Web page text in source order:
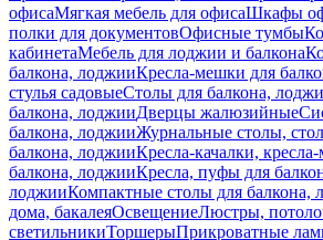
офисаМягкая мебель для офисаШкафы
полки для документовОфисные тумбы
кабинетаМебель для лоджии и балкона
балкона, лоджииКресла-мешки для
стулья садовыеСтолы для балкона,
балкона, лоджииДверцы жалюзийные
балкона, лоджииЖурнальные столы,
балкона, лоджииКресла-качалки,
балкона, лоджииКресла, пуфы для
лоджииКомпактные столы для балкона,
дома, бакалеяОсвещениеЛюстры,
светильникиТоршерыПрикроватные